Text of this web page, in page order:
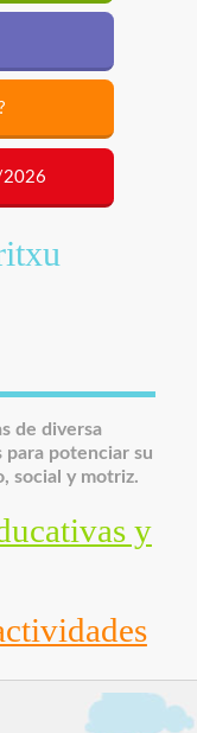
2026
de diversa
para potenciar su
social y motriz.
y